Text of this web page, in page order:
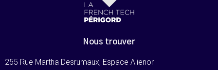
Nous trouver
255 Rue Martha Desrumaux, Espace Alienor